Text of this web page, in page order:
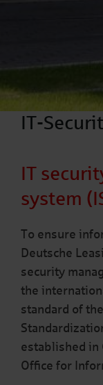
IT-
IT
system
To ensure
Deutsche
security
the
standard of
established in
Office for